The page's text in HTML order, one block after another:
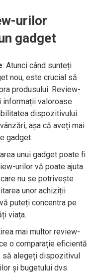
urilor
gadget
: Atunci când sunteți
nou, este crucial să
produsului. Review-
valoroase
dispozitivului.
așa că aveți mai
gadget.
unui gadget poate fi
urilor vă poate ajuta
nu se potrivește
unor achiziții
puteți concentra pe
viața.
mai multor review-
o comparație eficientă
să alegeți dispozitivul
și bugetului dvs.